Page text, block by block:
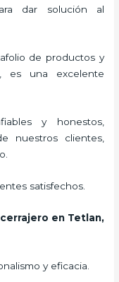
dar solución al
de productos y
, es una excelente
y honestos,
nuestros clientes,
satisfechos.
cerrajero en Tetlan,
y eficacia.